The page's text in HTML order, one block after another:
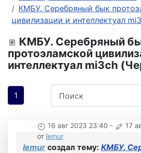
КМБУ. Серебряный бык
цивилизации и интеллектуал
КМБУ. Серебряный
протоэламской
интеллектуал mi3ch
1
16 авг 2023 23:40 - 17
от lemur
lemur создал тему: КМБУ.